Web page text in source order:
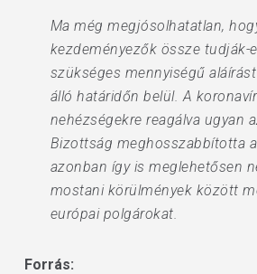
Ma még megjósolhatatlan,
kezdeményezők össze tudják-
szükséges mennyiségű
álló határidőn belül. A
nehézségekre reagálva ugyan
Bizottság meghosszabbította
azonban így is meglehetősen
mostani körülmények között
európai polgárokat.
Forrás: